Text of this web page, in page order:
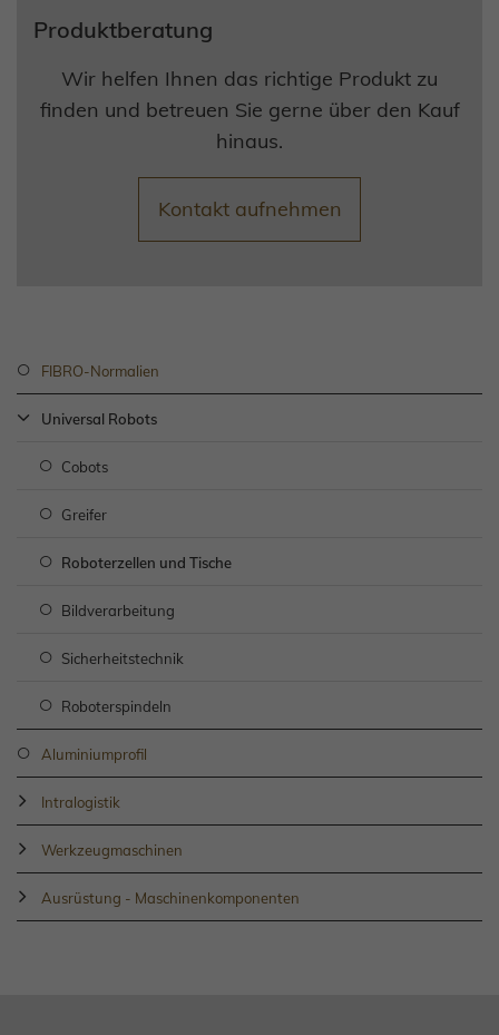
FIBRO-Normalien
Universal Robots
Cobots
Greifer
Roboterzellen und Tische
Bildverarbeitung
Sicherheitstechnik
Roboterspindeln
Aluminiumprofil
Intralogistik
Werkzeugmaschinen
Ausrüstung - Maschinenkomponenten
Produktberatung
Wir helfen Ihnen das richtige Produkt zu
finden und betreuen Sie gerne über den Kauf
hinaus.
Kontakt aufnehmen